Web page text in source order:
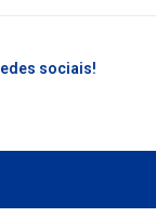
sociais!